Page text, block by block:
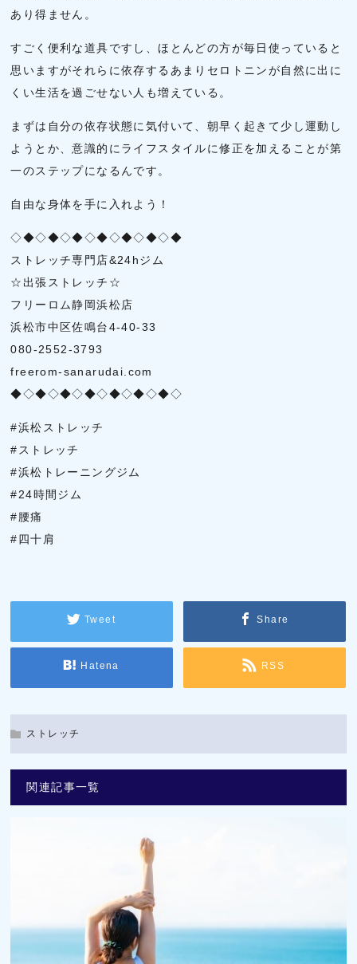
あり得ません。
すごく便利な道具ですし、ほとんどの方が毎日使っていると
思いますがそれらに依存するあまりセロトニンが自然に出に
くい生活を過ごせない人も増えている。
まずは自分の依存状態に気付いて、朝早く起きて少し運動し
ようとか、意識的にライフスタイルに修正を加えることが第
一のステップになるんです。
自由な身体を手に入れよう！
◇◆◇◆◇◆◇◆◇◆◇◆◇◆
ストレッチ専門店&24hジム
☆出張ストレッチ☆
フリーロム静岡浜松店
浜松市中区佐鳴台4-40-33
080-2552-3793
freerom-sanarudai.com
◆◇◆◇◆◇◆◇◆◇◆◇◆◇
#浜松ストレッチ
#ストレッチ
#浜松トレーニングジム
#24時間ジム
#腰痛
#四十肩
Tweet Share
Hatena RSS
ストレッチ
関連記事一覧